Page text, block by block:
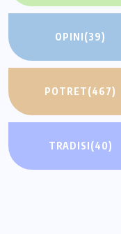
OPINI(39)
POTRET(467)
TRADISI(40)